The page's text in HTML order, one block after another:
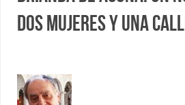
dos mujeres y una